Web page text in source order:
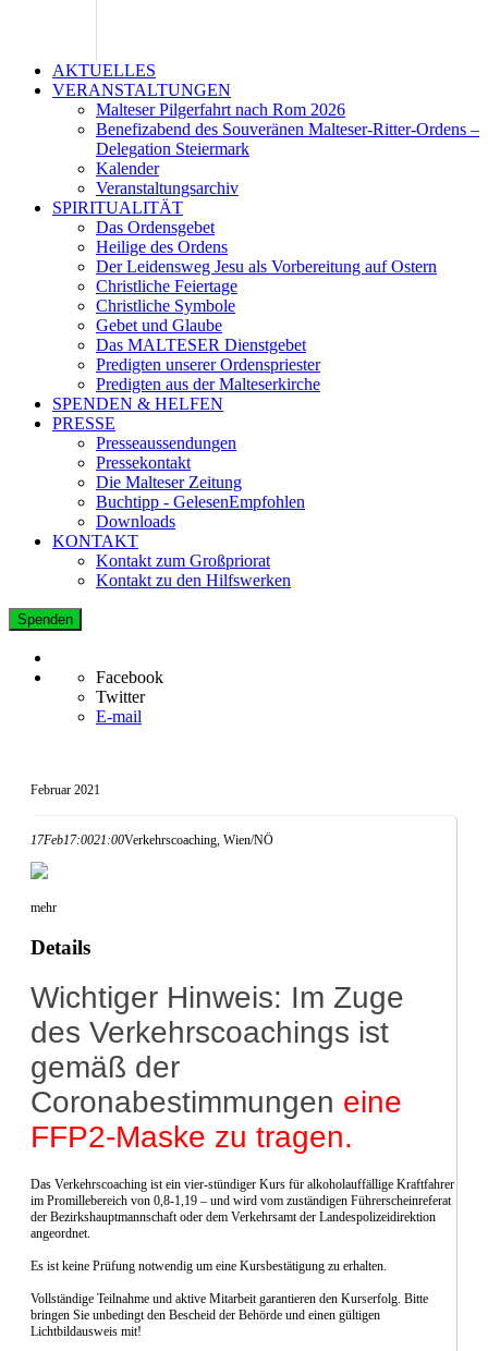
AKTUELLES
VERANSTALTUNGEN
Malteser Pilgerfahrt nach Rom 2026
Benefizabend des Souveränen Malteser-Ritter-Ordens –
Delegation Steiermark
Kalender
Veranstaltungsarchiv
SPIRITUALITÄT
Das Ordensgebet
Heilige des Ordens
Der Leidensweg Jesu als Vorbereitung auf Ostern
Christliche Feiertage
Christliche Symbole
Gebet und Glaube
Das MALTESER Dienstgebet
Predigten unserer Ordenspriester
Predigten aus der Malteserkirche
SPENDEN & HELFEN
PRESSE
Presseaussendungen
Pressekontakt
Die Malteser Zeitung
Buchtipp - GelesenEmpfohlen
Downloads
KONTAKT
Kontakt zum Großpriorat
Kontakt zu den Hilfswerken
Spenden
Facebook
Twitter
E-mail
Februar 2021
17Feb17:0021:00Verkehrscoaching, Wien/NÖ
mehr
Details
Wichtiger Hinweis: Im Zuge
des Verkehrscoachings ist
gemäß der
Coronabestimmungen eine
FFP2-Maske zu tragen.
Das Verkehrscoaching ist ein vier-stündiger Kurs für alkoholauffällige Kraftfahrer
im Promillebereich von 0,8-1,19 – und wird vom zuständigen Führerscheinreferat
der Bezirkshauptmannschaft oder dem Verkehrsamt der Landespolizeidirektion
angeordnet.
Es ist keine Prüfung notwendig um eine Kursbestätigung zu erhalten.
Vollständige Teilnahme und aktive Mitarbeit garantieren den Kurserfolg. Bitte
bringen Sie unbedingt den Bescheid der Behörde und einen gültigen
Lichtbildausweis mit!